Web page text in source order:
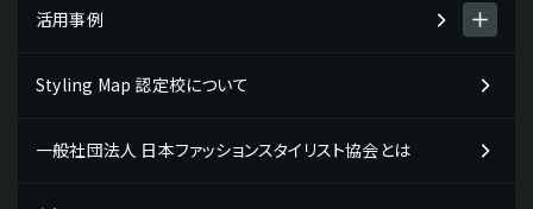
テストチェック・コミュニケーションタイプ
Styling Map検定・検定プログラム
検定の受検申し込み・受検の流れ
活用事例
Styling Map活用事例一覧
企業の活用事例
Styling Map 認定校について
一般社団法人 日本ファッションスタイリスト協会とは